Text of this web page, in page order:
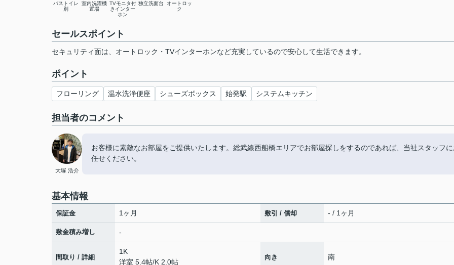
バストイレ
別
室内洗濯機
置場
TVモニタ付
きインター
ホン
独立洗面台
オートロッ
ク
セールスポイント
セキュリティ面は、オートロック・TVインターホンなど充実しているので安心して生活できます。
ポイント
フローリング 温水洗浄便座 シューズボックス 始発駅 システムキッチン
担当者のコメント
大塚 浩介
お客様に素敵なお部屋をご提供いたします。総武線西船橋エリアでお部屋探しをするのであれば、当社スタッフ
任せください。
基本情報
保証金 1ヶ月 敷引 / 償却 - / 1ヶ月
敷金積み増し -
間取り / 詳細
1K
洋室 5.4帖/K 2.0帖
向き 南